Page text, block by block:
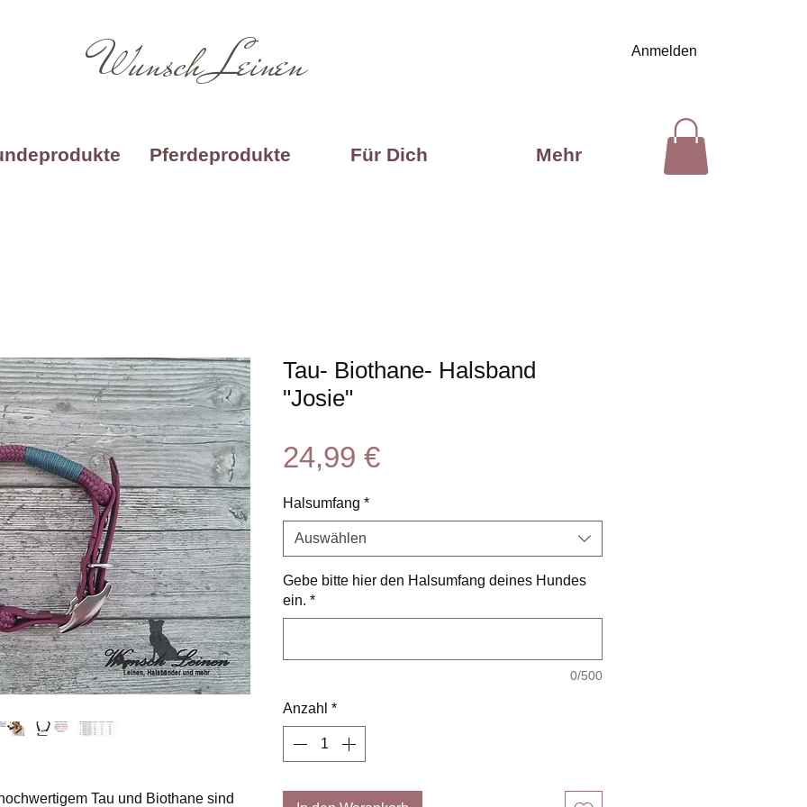
Wunsch Leinen
Pferdeprodukte Für Dich Mehr
Anmelden
Tau und Biothane sind
Tau- Biothane- Halsband
"Josie"
24,99 €Preis
Halsumfang *
Auswählen
Gebe bitte hier den Halsumfang deines Hundes
ein. *
0/500
Anzahl *